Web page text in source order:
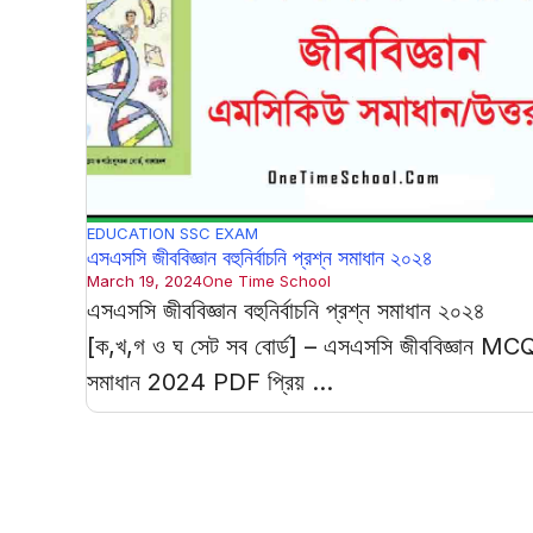
EDUCATION SSC EXAM
এসএসসি জীববিজ্ঞান বহুনির্বাচনি প্রশ্ন সমাধান ২০২৪
March 19, 2024One Time School
এসএসসি জীববিজ্ঞান বহুনির্বাচনি প্রশ্ন সমাধান ২০২৪
[ক,খ,গ ও ঘ সেট সব বোর্ড] – এসএসসি জীববিজ্ঞান
সমাধান 2024 PDF প্রিয় ...